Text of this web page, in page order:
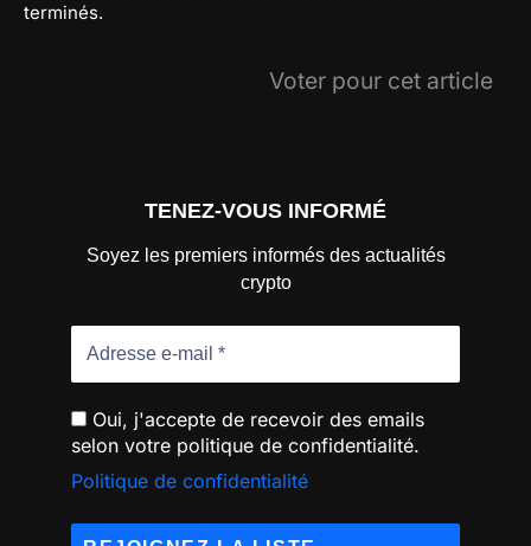
terminés.
Voter pour cet article
TENEZ-VOUS INFORMÉ
Soyez les premiers informés des actualités
crypto
Oui, j'accepte de recevoir des emails
selon votre politique de confidentialité.
Politique de confidentialité